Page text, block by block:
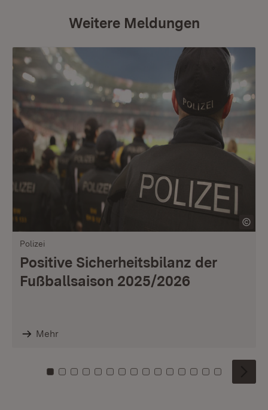
Weitere Meldungen
Polizei
Positive Sicherheitsbilanz der
Fußballsaison 2025/2026
Mehr
Zu Kachel: 0
Zu Kachel: 1
Zu Kachel: 2
Zu Kachel: 3
Zu Kachel: 4
Zu Kachel: 5
Zu Kachel: 6
Zu Kachel: 7
Zu Kachel: 8
Zu Kachel: 9
Zu Kachel: 10
Zu Kachel: 11
Zu Kachel: 12
Zu Kachel:
Zu